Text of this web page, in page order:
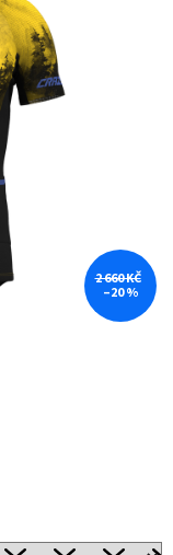
2 660 KČ
–20 %